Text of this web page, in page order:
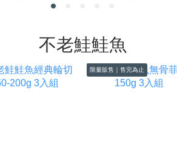
不老鮭鮭魚
限量販售｜售完為止